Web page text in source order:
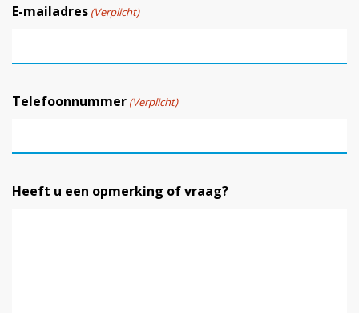
E-mailadres (Verplicht)
Telefoonnummer (Verplicht)
Heeft u een opmerking of vraag?